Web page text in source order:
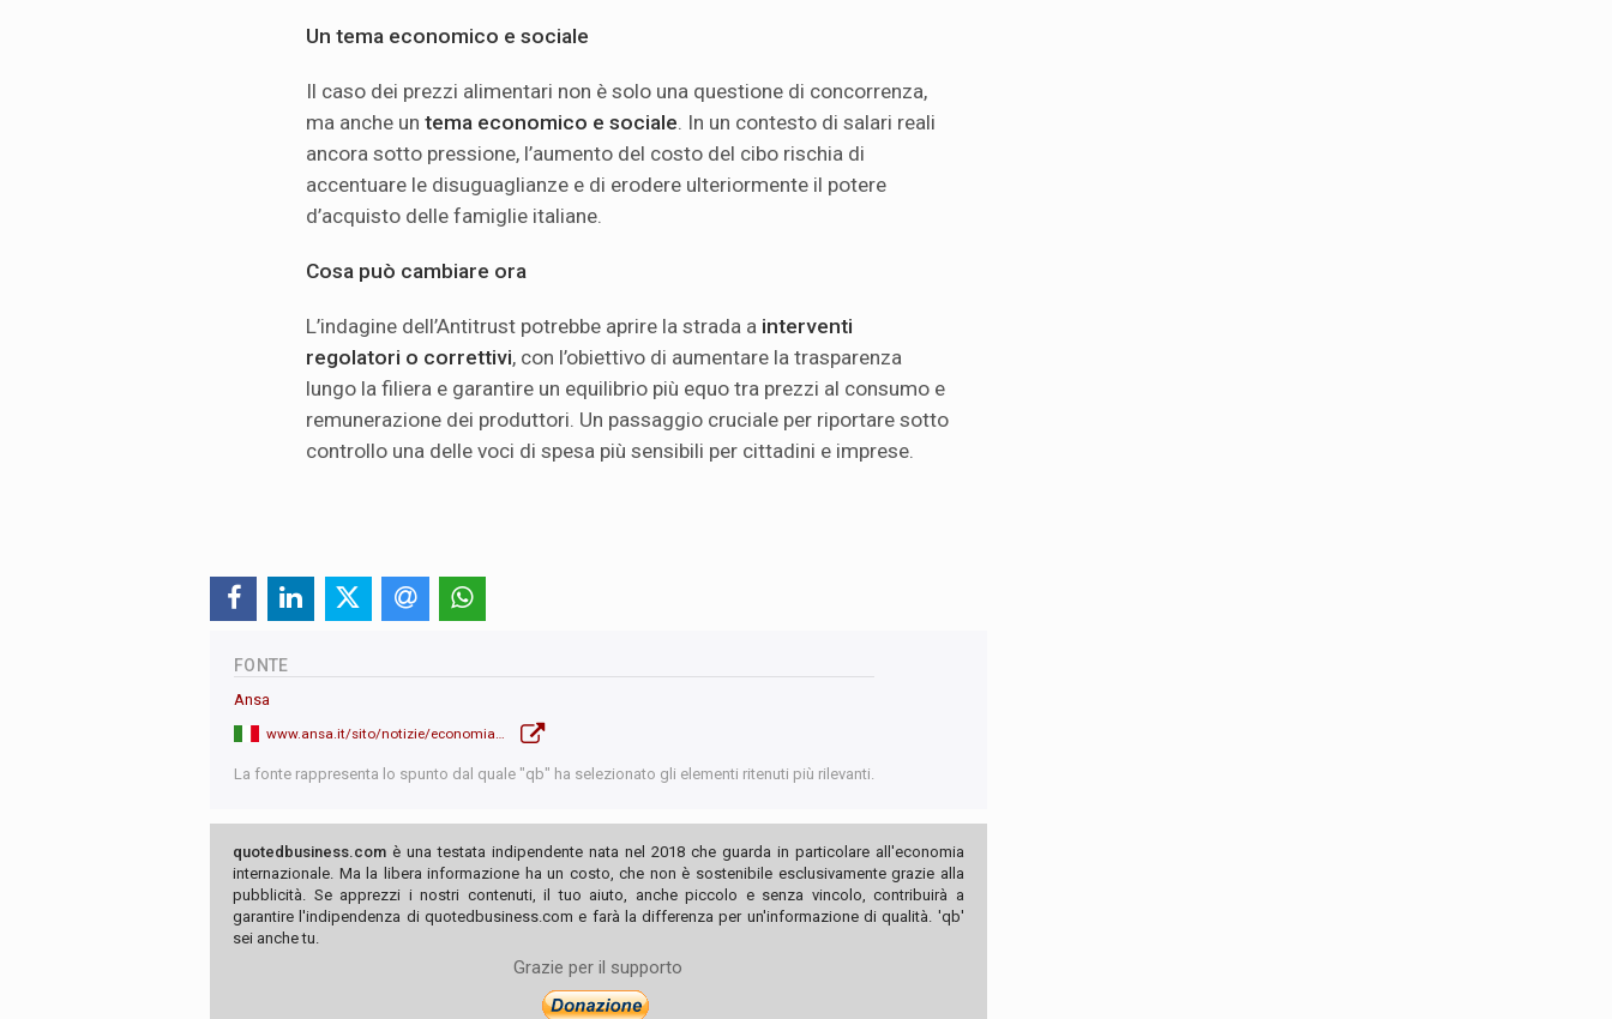
Un tema economico e sociale
Il caso dei prezzi alimentari non è solo una questione di concorrenza,
ma anche un tema economico e sociale . In un contesto di salari reali
ancora sotto pressione, l’aumento del costo del cibo rischia di
accentuare le disuguaglianze e di erodere ulteriormente il potere
d’acquisto delle famiglie italiane.
Cosa può cambiare ora
L’indagine dell’Antitrust potrebbe aprire la strada a interventi
regolatori o correttivi, con l’obiettivo di aumentare la trasparenza
lungo la filiera e garantire un equilibrio più equo tra prezzi al consumo e
remunerazione dei produttori. Un passaggio cruciale per riportare sotto
controllo una delle voci di spesa più sensibili per cittadini e imprese.
FONTE
Ansa
La fonte rappresenta lo spunto dal quale "qb" ha selezionato gli elementi ritenuti più rilevanti.
quotedbusiness.com è una testata indipendente nata nel 2018 che guarda in particolare all'economia
internazionale. Ma la libera informazione ha un costo, che non è sostenibile esclusivamente grazie alla
pubblicità. Se apprezzi i nostri contenuti, il tuo aiuto, anche piccolo e senza vincolo, contribuirà a
garantire l'indipendenza di quotedbusiness.com e farà la differenza per un'informazione di qualità. 'qb'
sei anche tu.
Grazie per il supporto